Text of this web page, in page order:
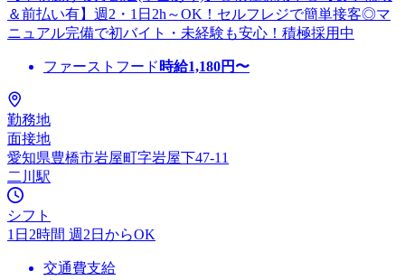
＆前払い有】週2・1日2h～OK！セルフレジで簡単接客◎マ
ニュアル完備で初バイト・未経験も安心！積極採用中
ファーストフード 時給1,180円〜
勤務地
面接地
愛知県豊橋市岩屋町字岩屋下47-11
二川駅
シフト
1日2時間 週2日からOK
交通費支給